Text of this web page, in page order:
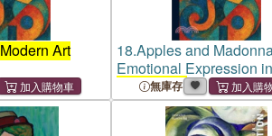
Modern Art 18.Apples and
Emotional Expression in
Modern Art
無庫存